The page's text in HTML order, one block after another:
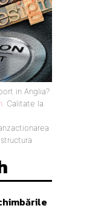
in Anglia?
. Calitate la